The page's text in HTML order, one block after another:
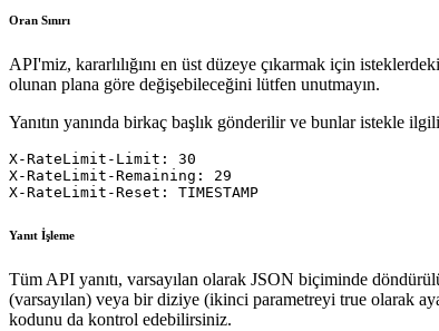
Oran Sınırı
API'miz, kararlılığını en üst düzeye çıkarmak için isteklerdeki
olunan plana göre değişebileceğini lütfen unutmayın.
Yanıtın yanında birkaç başlık gönderilir ve bunlar istekle
X-RateLimit-Limit: 30
X-RateLimit-Remaining: 29
X-RateLimit-Reset: TIMESTAMP
Yanıt İşleme
Tüm API yanıtı, varsayılan olarak JSON biçiminde
(varsayılan) veya bir diziye (ikinci parametreyi true olarak
kodunu da kontrol edebilirsiniz.